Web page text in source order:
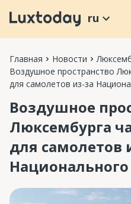
ru
Главная Новости
Воздушное пространство
для самолетов из-за
Воздушное
Люксембурга
для самолетов